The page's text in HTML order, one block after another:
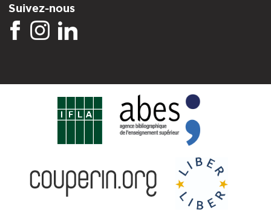
Suivez-nous